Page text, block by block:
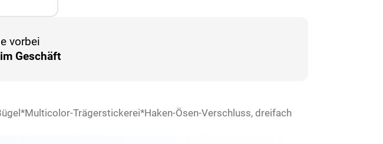
vorbei
Geschäft
Trägerstickerei*Haken-Ösen-Verschluss, dreifach